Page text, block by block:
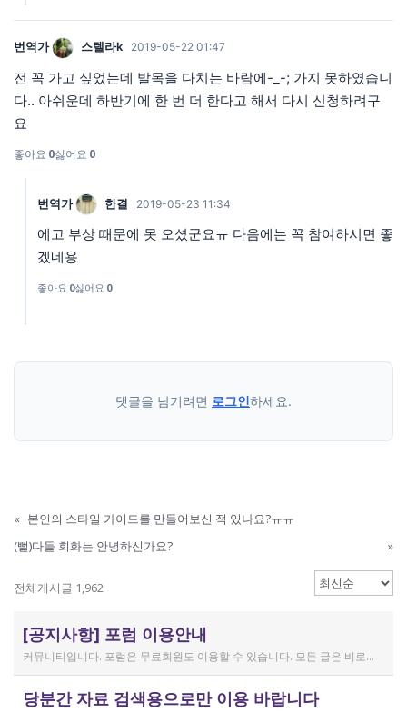
번역가 스텔라k 2019-05-22 01:47
전 꼭 가고 싶었는데 발목을 다치는 바람에-_-; 가지 못하였습니
다.. 아쉬운데 하반기에 한 번 더 한다고 해서 다시 신청하려구
요
좋아요 0싫어요 0
번역가 한결 2019-05-23 11:34
에고 부상 때문에 못 오셨군요ㅠ 다음에는 꼭 참여하시면 좋
겠네용
좋아요 0싫어요 0
댓글을 남기려면 로그인하세요.
« 본인의 스타일 가이드를 만들어보신 적 있나요?ㅠㅠ
(뻘)다들 회화는 안녕하신가요?
»
전체게시글 1,962
[공지사항] 포럼 이용안내
커뮤니티입니다. 포럼은 무료회원도 이용할 수 있습니다. 모든 글은 비로그인 사용자에게도 공개됩니다. 감사합니다.
당분간 자료 검색용으로만 이용 바랍니다